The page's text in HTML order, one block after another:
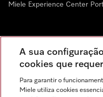
Miele Experience Center
A sua
cookies que
Para garantir o
Miele utiliza cookies